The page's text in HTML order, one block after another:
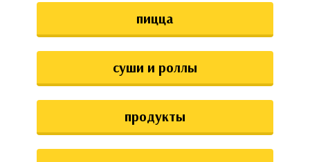
пицца
суши и роллы
продукты